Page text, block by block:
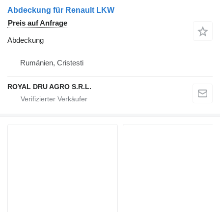
Abdeckung für Renault LKW
Preis auf Anfrage
Abdeckung
Rumänien, Cristesti
ROYAL DRU AGRO S.R.L.